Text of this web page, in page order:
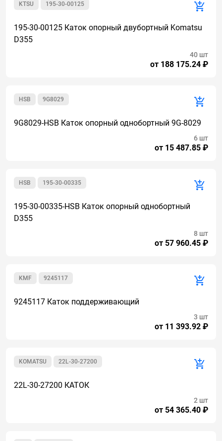
195-30-00125
KTSU
195-30-00125 Каток опорный двубортный Komatsu
D355
от 188 175.24 ₽
40 шт
9G8029
HSB
9G8029-HSB Каток опорный однобортный 9G-8029
от 15 487.85 ₽
6 шт
195-30-00335
HSB
195-30-00335-HSB Каток опорный однобортный
D355
от 57 960.45 ₽
8 шт
9245117
KMF
9245117 Каток поддерживающий
от 11 393.92 ₽
3 шт
22L-30-27200
KOMATSU
22L-30-27200 КАТОК
от 54 365.40 ₽
2 шт